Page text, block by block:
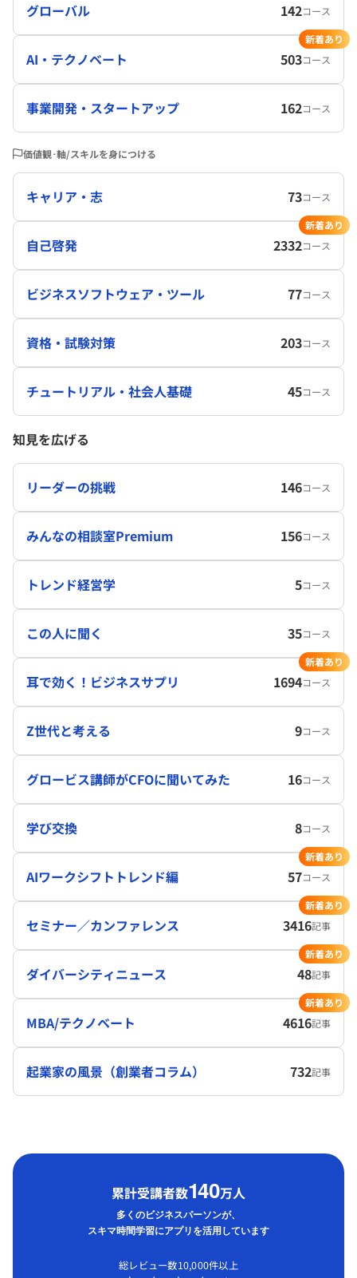
グローバル 142コース
AI・テクノベート 503コース
新着あり
事業開発・スタートアップ 162コース
価値観･軸/スキルを身につける
キャリア・志 73コース
自己啓発 2332コース
新着あり
ビジネスソフトウェア・ツール 77コース
資格・試験対策 203コース
チュートリアル・社会人基礎 45コース
知見を広げる
リーダーの挑戦 146コース
みんなの相談室Premium 156コース
トレンド経営学 5コース
この人に聞く 35コース
耳で効く！ビジネスサプリ 1694コース
新着あり
Z世代と考える 9コース
グロービス講師がCFOに聞いてみた 16コース
学び交換 8コース
AIワークシフトトレンド編 57コース
新着あり
セミナー／カンファレンス 3416記事
新着あり
ダイバーシティニュース 48記事
新着あり
MBA/テクノベート 4616記事
新着あり
起業家の風景（創業者コラム） 732記事
累計受講者数140万人
多くのビジネスパーソンが、
スキマ時間学習にアプリを活用しています
総レビュー数10,000件以上